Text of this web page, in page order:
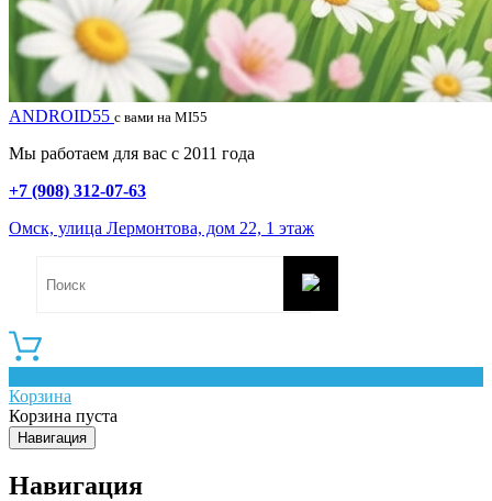
ANDROID55 с вами на MI55
Мы работаем для вас с 2011 года
+7 (908) 312-07-63
Омск, улица Лермонтова, дом 22, 1 этаж
Корзина
Корзина пуста
Навигация
Навигация